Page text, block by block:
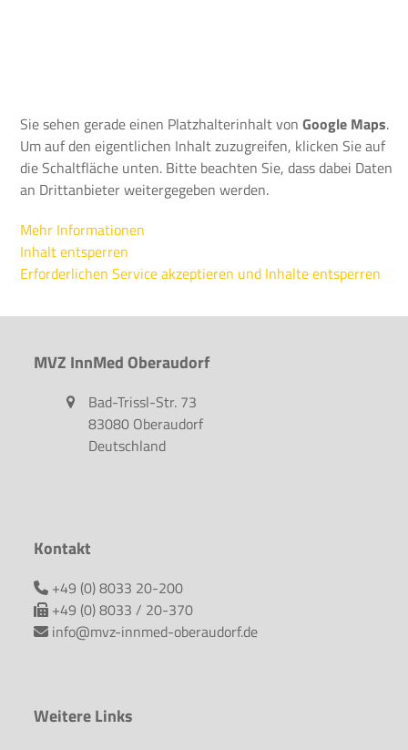
Sie sehen gerade einen Platzhalterinhalt vonGoogle Maps.
Um auf den eigentlichen Inhalt zuzugreifen, klicken Sie auf
die Schaltfläche unten. Bitte beachten Sie, dass dabei Daten
an Drittanbieter weitergegeben werden.
Mehr Informationen
Inhalt entsperren
Erforderlichen Service akzeptieren und Inhalte entsperren
MVZ InnMed Oberaudorf
Bad-Trissl-Str. 73
83080 Oberaudorf
Deutschland
Kontakt
+49 (0) 8033 20-200
+49 (0) 8033 / 20-370
info@mvz-innmed-oberaudorf.de
Weitere Links